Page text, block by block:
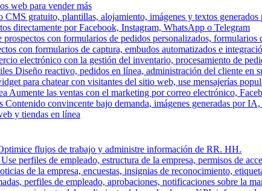
web para vender más
CMS gratuito, plantillas, alojamiento, imágenes y textos
directamente por Facebook, Instagram, WhatsApp o Telegram
prospectos con formularios de pedidos personalizados,
con formularios de captura, embudos automatizados e
electrónico con la gestión del inventario, procesamiento de
Diseño reactivo, pedidos en línea, administración del cliente en
para chatear con visitantes del sitio web, use mensajerías
Aumente las ventas con el marketing por correo electrónico,
Contenido convincente bajo demanda, imágenes generadas por
y tiendas en línea
flujos de trabajo y administre información de RR. HH.
Use perfiles de empleado, estructura de la empresa, permisos de
de la empresa, encuestas, insignias de reconocimiento,
perfiles de empleado, aprobaciones, notificaciones sobre la